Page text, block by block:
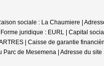
sociale : La Chaumiere |
juridique : EURL | Capital
| Caisse de garantie
Parc de Mesemena | Adresse du site